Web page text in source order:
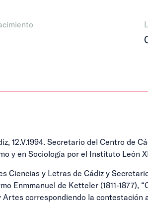
12.V.1994. Secretario del Centro de
y en Sociología por el Instituto León
Ciencias y Letras de Cádiz y
Enmmanuel de Ketteler (1811-1877),
correspondiendo la